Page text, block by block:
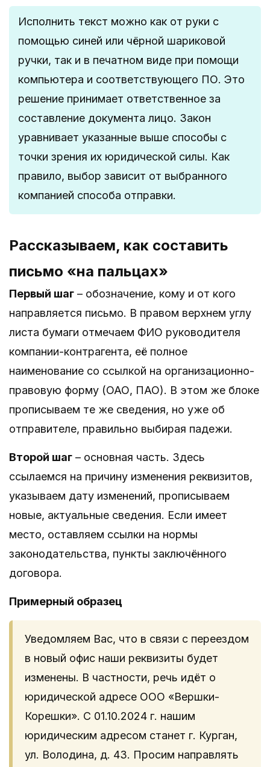
Исполнить текст можно как от руки с
помощью синей или чёрной шариковой
ручки, так и в печатном виде при помощи
компьютера и соответствующего ПО. Это
решение принимает ответственное за
составление документа лицо. Закон
уравнивает указанные выше способы с
точки зрения их юридической силы. Как
правило, выбор зависит от выбранного
компанией способа отправки.
Рассказываем, как составить
письмо «на пальцах»
Первый шаг – обозначение, кому и от кого
направляется письмо. В правом верхнем углу
листа бумаги отмечаем ФИО руководителя
компании-контрагента, её полное
наименование со ссылкой на организационно-
правовую форму (ОАО, ПАО). В этом же блоке
прописываем те же сведения, но уже об
отправителе, правильно выбирая падежи.
Второй шаг – основная часть. Здесь
ссылаемся на причину изменения реквизитов,
указываем дату изменений, прописываем
новые, актуальные сведения. Если имеет
место, оставляем ссылки на нормы
законодательства, пункты заключённого
договора.
Примерный образец
Уведомляем Вас, что в связи с переездом
в новый офис наши реквизиты будет
изменены. В частности, речь идёт о
юридической адресе ООО «Вершки-
Корешки». С 01.10.2024 г. нашим
юридическим адресом станет г. Курган,
ул. Володина, д. 43. Просим направлять